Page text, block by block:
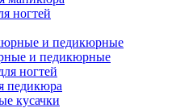
ногтей
и педикюрные
ногтей
педикюра
кусачки